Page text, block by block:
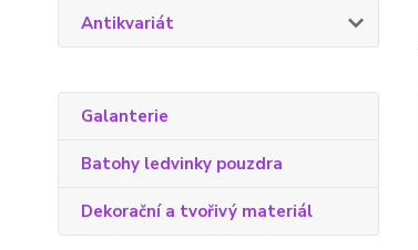
Antikvariát
Galanterie
Batohy ledvinky pouzdra
Dekorační a tvořivý materiál